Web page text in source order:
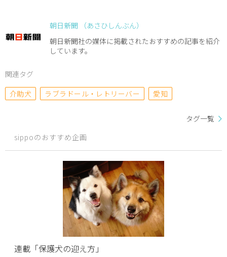
朝日新聞 （あさひしんぶん）
朝日新聞社の媒体に掲載されたおすすめの記事を紹介
しています。
関連タグ
介助犬
ラブラドール・レトリーバー 愛知
タグ一覧
sippoのおすすめ企画
連載「保護犬の迎え方」